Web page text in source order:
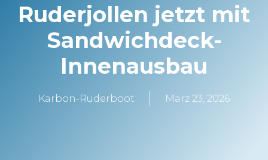
Ruderjollen jetzt mit
Sandwichdeck-
Innenausbau
Karbon-Ruderboot März 23, 2026